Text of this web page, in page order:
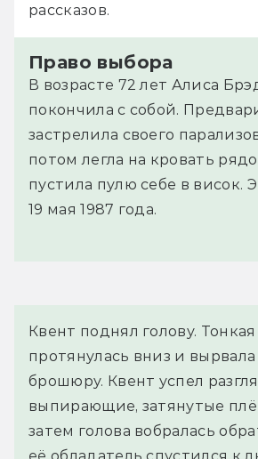
рассказов.
Право выбора
В возрасте 72 лет Алиса
покончила с собой.
застрелила своего
потом легла на кровать
пустила пулю себе в висок.
19 мая 1987 года.
Квент поднял голову.
протянулась вниз и вырвала
брошюру. Квент успел
выпирающие, затянутые
затем голова вобралась